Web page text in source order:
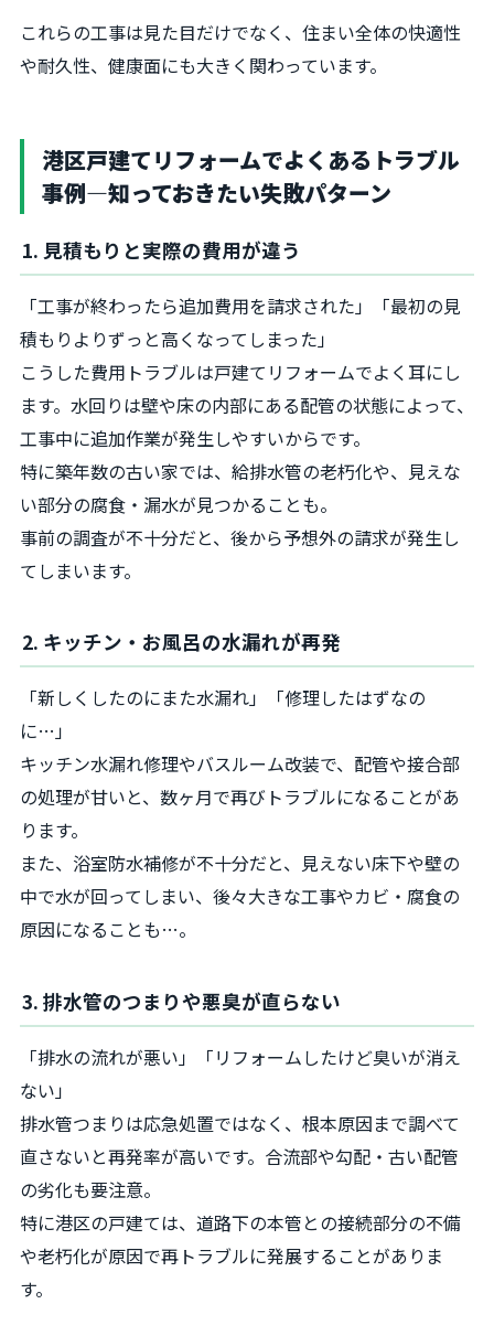
これらの工事は見た目だけでなく、住まい全体の快適性
や耐久性、健康面にも大きく関わっています。
港区戸建てリフォームでよくあるトラブル
事例―知っておきたい失敗パターン
1. 見積もりと実際の費用が違う
「工事が終わったら追加費用を請求された」「最初の見
積もりよりずっと高くなってしまった」
こうした費用トラブルは戸建てリフォームでよく耳にし
ます。水回りは壁や床の内部にある配管の状態によって、
工事中に追加作業が発生しやすいからです。
特に築年数の古い家では、給排水管の老朽化や、見えな
い部分の腐食・漏水が見つかることも。
事前の調査が不十分だと、後から予想外の請求が発生し
てしまいます。
2. キッチン・お風呂の水漏れが再発
「新しくしたのにまた水漏れ」「修理したはずなの
に…」
キッチン水漏れ修理やバスルーム改装で、配管や接合部
の処理が甘いと、数ヶ月で再びトラブルになることがあ
ります。
また、浴室防水補修が不十分だと、見えない床下や壁の
中で水が回ってしまい、後々大きな工事やカビ・腐食の
原因になることも…。
3. 排水管のつまりや悪臭が直らない
「排水の流れが悪い」「リフォームしたけど臭いが消え
ない」
排水管つまりは応急処置ではなく、根本原因まで調べて
直さないと再発率が高いです。合流部や勾配・古い配管
の劣化も要注意。
特に港区の戸建ては、道路下の本管との接続部分の不備
や老朽化が原因で再トラブルに発展することがありま
す。